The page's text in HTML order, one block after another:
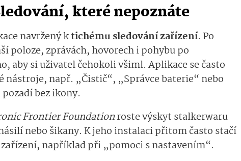
které nepoznáte
navržený ktichému sledování zařízení. Po
poloze, zprávách, hovorech i pohybu po
aby si uživatel čehokoli všiml. Aplikace se často
nástroje, např. „Čistič“, „Správce baterie“ nebo
bez ikony.
Frontier Foundationroste výskyt stalkerwaru
nebo šikany. K jeho instalaci přitom často stačí
například při „pomoci s nastavením“.